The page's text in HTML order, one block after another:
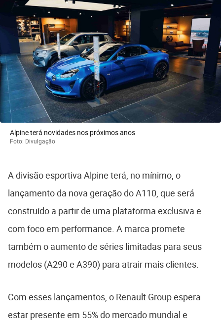
Alpine terá novidades nos próximos anos
Foto: Divulgação
A divisão esportiva Alpine terá, no mínimo, o
lançamento da nova geração do A110, que será
construído a partir de uma plataforma exclusiva e
com foco em performance. A marca promete
também o aumento de séries limitadas para seus
modelos (A290 e A390) para atrair mais clientes.
Com esses lançamentos, o Renault Group espera
estar presente em 55% do mercado mundial e